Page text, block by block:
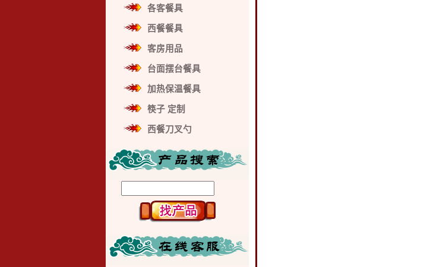
各客餐具
西餐餐具
客房用品
台面摆台餐具
加热保温餐具
筷子 定制
西餐刀叉勺